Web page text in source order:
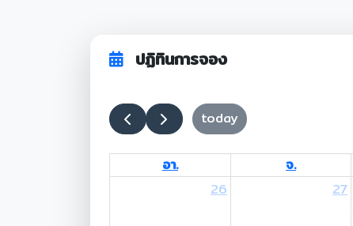
ปฏิทินการจอง
today
อา. จ.
26
27